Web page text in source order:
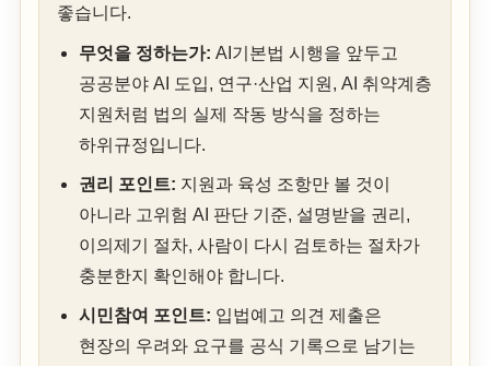
좋습니다.
무엇을 정하는가: AI기본법 시행을 앞두고
공공분야 AI 도입, 연구·산업 지원, AI 취약계층
지원처럼 법의 실제 작동 방식을 정하는
하위규정입니다.
권리 포인트: 지원과 육성 조항만 볼 것이
아니라 고위험 AI 판단 기준, 설명받을 권리,
이의제기 절차, 사람이 다시 검토하는 절차가
충분한지 확인해야 합니다.
시민참여 포인트: 입법예고 의견 제출은
현장의 우려와 요구를 공식 기록으로 남기는